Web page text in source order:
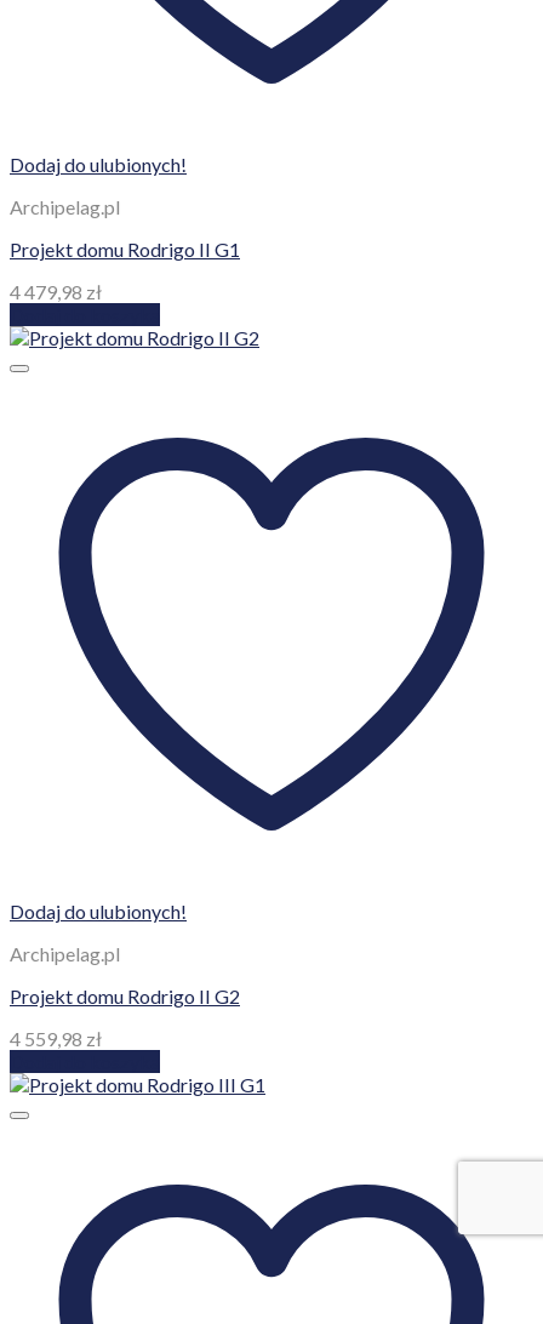
Dodaj do ulubionych!
Archipelag.pl
Projekt domu Rodrigo II G1
4 479,98 zł
Dodaj do ulubionych!
Archipelag.pl
Projekt domu Rodrigo II G2
4 559,98 zł